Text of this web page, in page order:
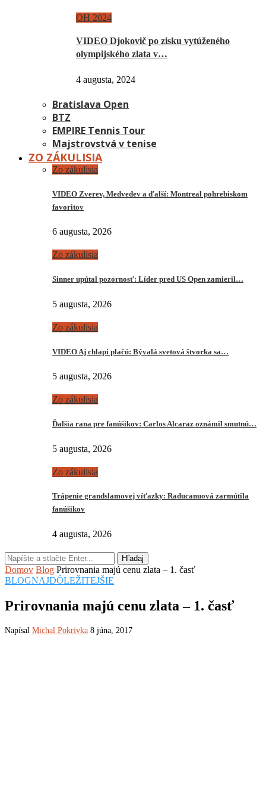
OH 2024
VIDEO Djokovič po zisku vytúženého
olympijského zlata v…
4 augusta, 2024
Bratislava Open
BTZ
EMPIRE Tennis Tour
Majstrovstvá v tenise
ZO ZÁKULISIA
Zo zákulisia
VIDEO Zverev, Medvedev a ďalší: Montreal pohrebiskom
favoritov
6 augusta, 2026
Zo zákulisia
Sinner upútal pozornosť: Líder pred US Open zamieril…
5 augusta, 2026
Zo zákulisia
VIDEO Aj chlapi plačú: Bývalá svetová štvorka sa…
5 augusta, 2026
Zo zákulisia
Ďalšia rana pre fanúšikov: Carlos Alcaraz oznámil smutnú…
5 augusta, 2026
Zo zákulisia
Trápenie grandslamovej víťazky: Raducanuová zarmútila
fanúšikov
4 augusta, 2026
Hľadaj
Domov Blog Prirovnania majú cenu zlata – 1. časť
BLOGNAJDÔLEŽITEJŠIE
Prirovnania majú cenu zlata – 1. časť
Napísal Michal Pokrivka 8 júna, 2017